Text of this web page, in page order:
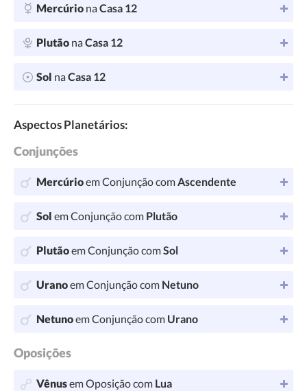
Mercúrio naCasa 12
Plutão naCasa 12
Sol naCasa 12
Aspectos Planetários:
Conjunções
Mercúrioem Conjunção comAscendente
Sol em Conjunção com Plutão
Plutãoem Conjunção comSol
Uranoem Conjunção com Netuno
Netunoem Conjunção com Urano
Oposições
Vênusem Oposição com Lua